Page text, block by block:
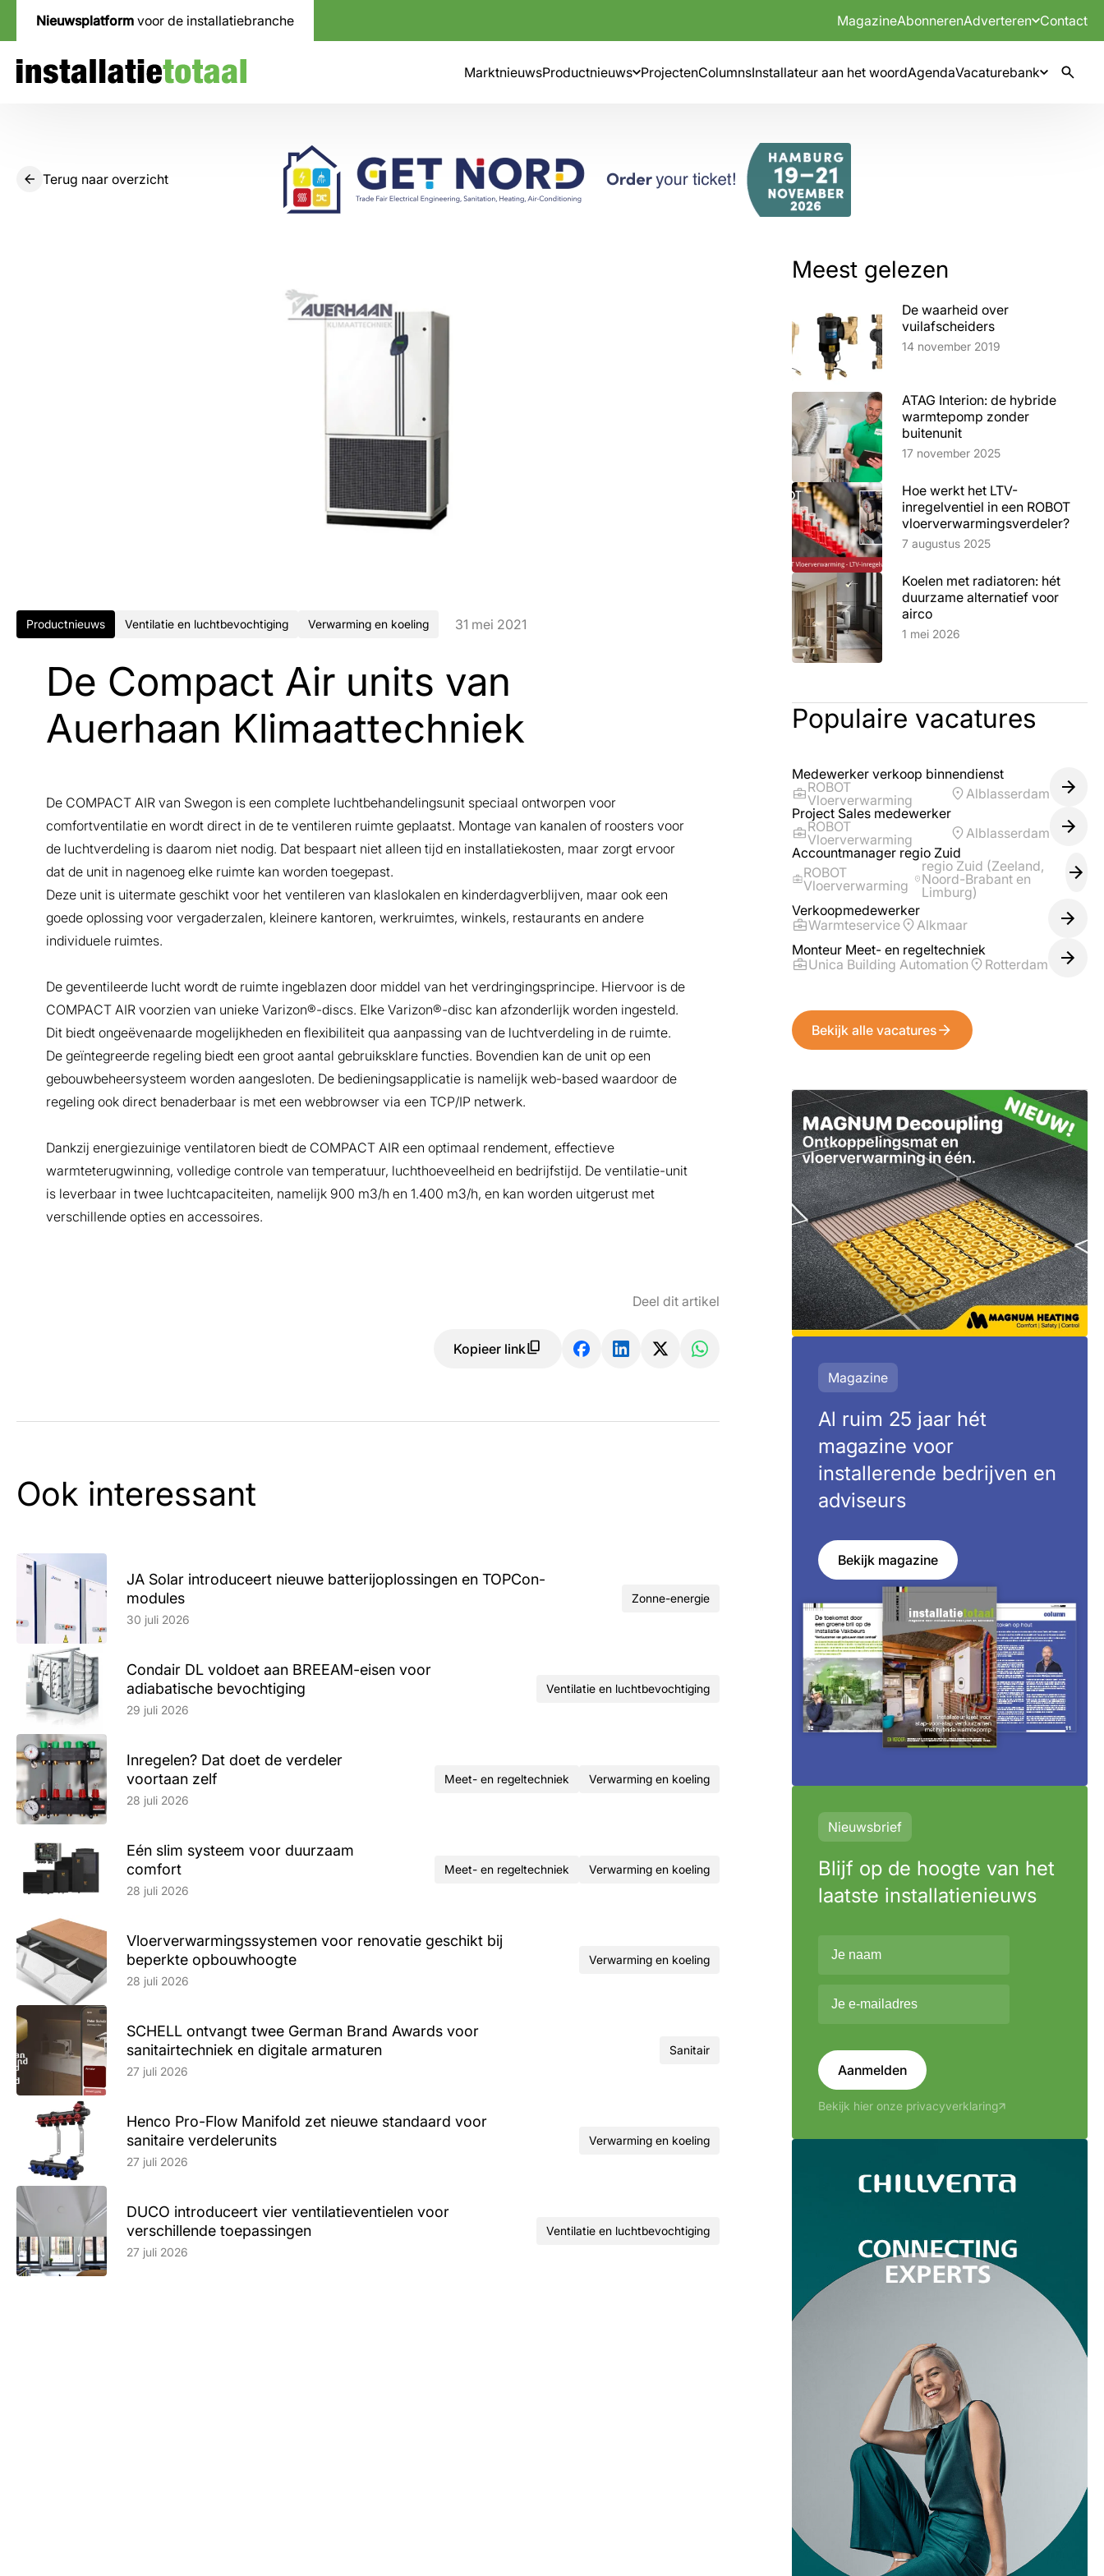
Nieuwsplatform voor de installatiebranche MagazineAbonnerenAdverteren Contact
MarktnieuwsProductnieuws ProjectenColumnsInstallateur aan het woordAgendaVacaturebank
Terug naar overzicht
Productnieuws Ventilatie en luchtbevochtiging Verwarming en koeling 31 mei 2021
De Compact Air units van
Auerhaan Klimaattechniek
De COMPACT AIR van Swegon is een complete luchtbehandelingsunit speciaal ontworpen voor
comfortventilatie en wordt direct in de te ventileren ruimte geplaatst. Montage van kanalen of roosters voor
de luchtverdeling is daarom niet nodig. Dat bespaart niet alleen tijd en installatiekosten, maar zorgt ervoor
dat de unit in nagenoeg elke ruimte kan worden toegepast.
Deze unit is uitermate geschikt voor het ventileren van klaslokalen en kinderdagverblijven, maar ook een
goede oplossing voor vergaderzalen, kleinere kantoren, werkruimtes, winkels, restaurants en andere
individuele ruimtes.
De geventileerde lucht wordt de ruimte ingeblazen door middel van het verdringingsprincipe. Hiervoor is de
COMPACT AIR voorzien van unieke Varizon®-discs. Elke Varizon®-disc kan afzonderlijk worden ingesteld.
Dit biedt ongeëvenaarde mogelijkheden en flexibiliteit qua aanpassing van de luchtverdeling in de ruimte.
De geïntegreerde regeling biedt een groot aantal gebruiksklare functies. Bovendien kan de unit op een
gebouwbeheersysteem worden aangesloten. De bedieningsapplicatie is namelijk web-based waardoor de
regeling ook direct benaderbaar is met een webbrowser via een TCP/IP netwerk.
Dankzij energiezuinige ventilatoren biedt de COMPACT AIR een optimaal rendement, effectieve
warmteterugwinning, volledige controle van temperatuur, luchthoeveelheid en bedrijfstijd. De ventilatie-unit
is leverbaar in twee luchtcapaciteiten, namelijk 900 m3/h en 1.400 m3/h, en kan worden uitgerust met
verschillende opties en accessoires.
Deel dit artikel
Kopieer link
Ook interessant
JA Solar introduceert nieuwe batterijoplossingen en TOPCon-
modules
Lees artikel
30 juli 2026
Zonne-energie
Condair DL voldoet aan BREEAM-eisen voor
adiabatische bevochtiging
Lees artikel
29 juli 2026
Ventilatie en luchtbevochtiging
Inregelen? Dat doet de verdeler
voortaan zelf
Lees artikel
28 juli 2026
Meet- en regeltechniek Verwarming en koeling
Eén slim systeem voor duurzaam
comfort
Lees artikel
28 juli 2026
Meet- en regeltechniek Verwarming en koeling
Vloerverwarmingssystemen voor renovatie geschikt bij
beperkte opbouwhoogte
Lees artikel
28 juli 2026
Verwarming en koeling
SCHELL ontvangt twee German Brand Awards voor
sanitairtechniek en digitale armaturen
Lees artikel
27 juli 2026
Sanitair
Henco Pro-Flow Manifold zet nieuwe standaard voor
sanitaire verdelerunits
Lees artikel
27 juli 2026
Verwarming en koeling
DUCO introduceert vier ventilatieventielen voor
verschillende toepassingen
Lees artikel
27 juli 2026
Ventilatie en luchtbevochtiging
Meest gelezen
De waarheid over
vuilafscheiders
Lees artikel
14 november 2019
ATAG Interion: de hybride
warmtepomp zonder
buitenunit
Lees artikel
17 november 2025
Hoe werkt het LTV-
inregelventiel in een ROBOT
vloerverwarmingsverdeler?
Lees artikel
7 augustus 2025
Koelen met radiatoren: hét
duurzame alternatief voor
aircoLees artikel
1 mei 2026
Populaire vacatures
Medewerker verkoop binnendienst
ROBOT
Vloerverwarming
Alblasserdam
Project Sales medewerker
ROBOT
Vloerverwarming
Alblasserdam
Accountmanager regio Zuid
ROBOT
Vloerverwarming
regio Zuid (Zeeland,
Noord-Brabant en
Limburg)
Verkoopmedewerker
Warmteservice
Alkmaar
Monteur Meet- en regeltechniek
Unica Building Automation
Rotterdam
Bekijk alle vacatures
Magazine
Al ruim 25 jaar hét
magazine voor
installerende bedrijven en
adviseurs
Bekijk magazine
Nieuwsbrief
Blijf op de hoogte van het
laatste installatienieuws
Aanmelden
Bekijk hier onze privacyverklaring